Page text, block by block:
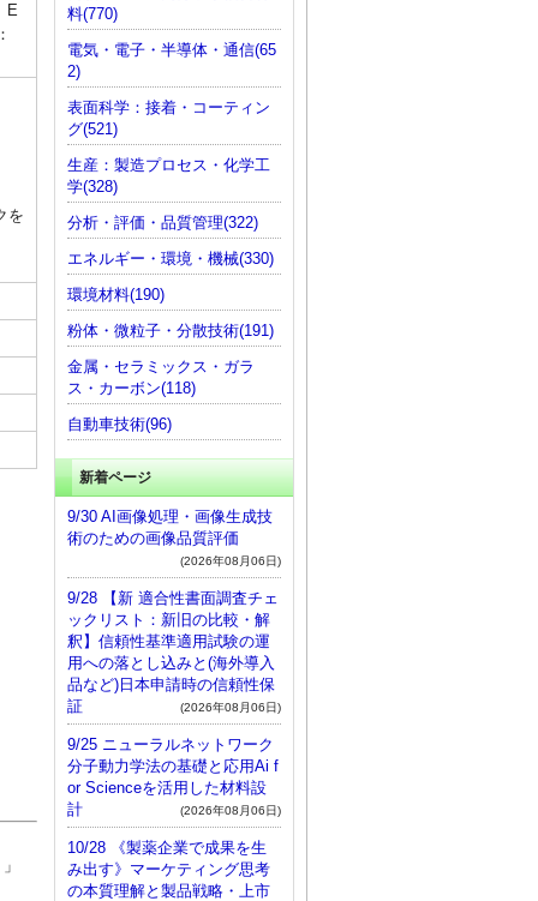
E
を
料(770)
電気・電子・半導体・通信(65
2)
表面科学：接着・コーティン
グ(521)
生産：製造プロセス・化学工
学(328)
分析・評価・品質管理(322)
エネルギー・環境・機械(330)
環境材料(190)
粉体・微粒子・分散技術(191)
金属・セラミックス・ガラ
ス・カーボン(118)
自動車技術(96)
新着ページ
9/30 AI画像処理・画像生成技
術のための画像品質評価
(2026年08月06日)
9/28 【新 適合性書面調査チェ
ックリスト：新旧の比較・解
釈】信頼性基準適用試験の運
用への落とし込みと(海外導入
品など)日本申請時の信頼性保
証
(2026年08月06日)
9/25 ニューラルネットワーク
分子動力学法の基礎と応用Ai f
or Scienceを活用した材料設
計
(2026年08月06日)
10/28 《製薬企業で成果を生
み出す》マーケティング思考
の本質理解と製品戦略・上市